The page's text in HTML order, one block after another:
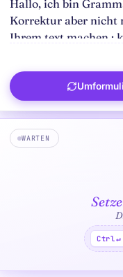
WARTEN
Ctrl↵